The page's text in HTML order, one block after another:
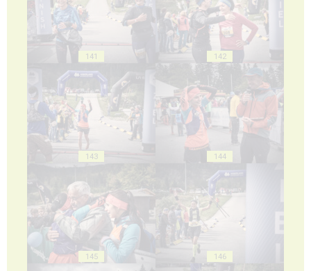
141 142
143 144
145 146